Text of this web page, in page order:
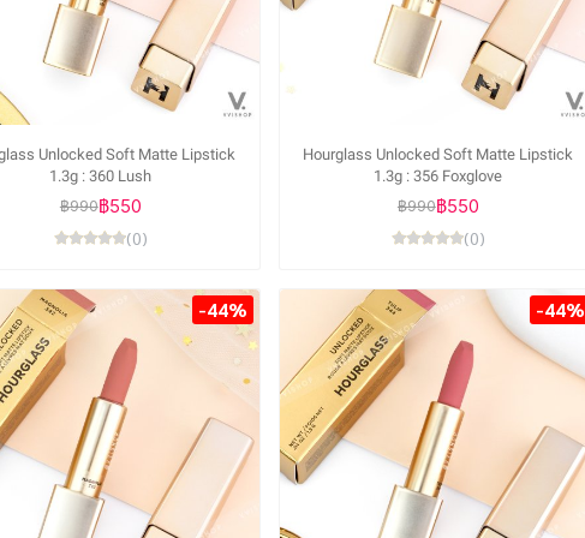
Unlocked Soft Matte Lipstick
1.3g : 360 Lush
฿990฿550
(0)
Hourglass Unlocked Soft Matte Lipstick
1.3g : 356 Foxglove
฿990฿550
(0)
-44% -44%